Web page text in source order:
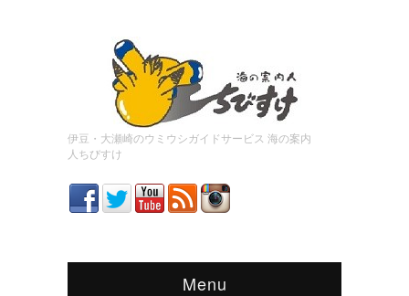
伊豆・大瀬崎のウミウシガイドサービス 海の案内
人ちびすけ
Menu